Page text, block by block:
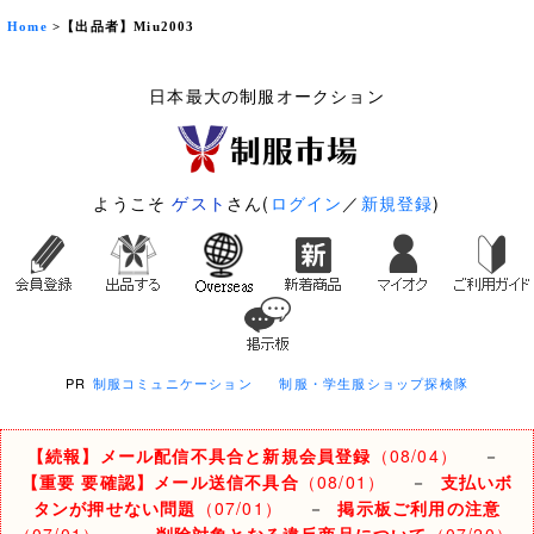
Home >【出品者】Miu2003
日本最大の制服オークション
ようこそゲスト さん( ログイン ／ 新規登録)
PR 制服コミュニケーション 制服・学生服ショップ探検隊
【続報】メール配信不具合と新規会員登録 （08/04）
－
【重要 要確認】メール送信不具合 （08/01） － 支払いボ
タンが押せない問題 （07/01） －掲示板ご利用の注意